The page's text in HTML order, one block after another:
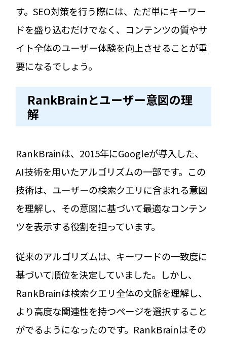
す。SEO対策を行う際には、ただ単にキーワー
ドを盛り込むだけでなく、コンテンツの質やサ
イト全体のユーザー体験を向上させることが重
要になるでしょう。
RankBrainとユーザー意図の理
解
RankBrainは、2015年にGoogleが導入した、
AI技術を用いたアルゴリズムの一部です。この
技術は、ユーザーの検索クエリに含まれる意図
を理解し、その意図に基づいて最適なコンテン
ツを表示する役割を担っています。
従来のアルゴリズムは、キーワードの一致度に
基づいて順位を決定していました。しかし、
RankBrainは検索クエリ全体の文脈を理解し、
より高度な関連性を持つページを選択すること
がでるようになったのです。RankBrainはその